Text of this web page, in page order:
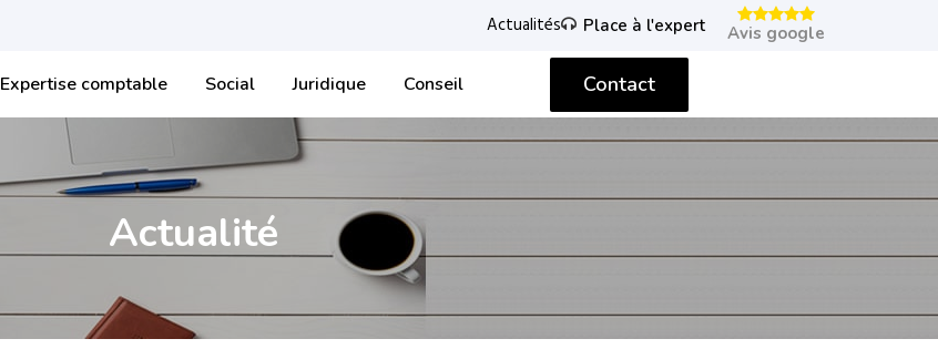
Actualités Place à l'expert Avis google
Expertise comptable Social Juridique Conseil Contact
Actualité